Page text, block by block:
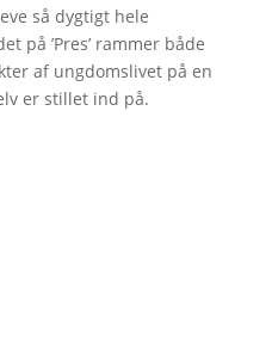
så dygtigt hele
på ’Pres’ rammer både
af ungdomslivet på en
er stillet ind på.